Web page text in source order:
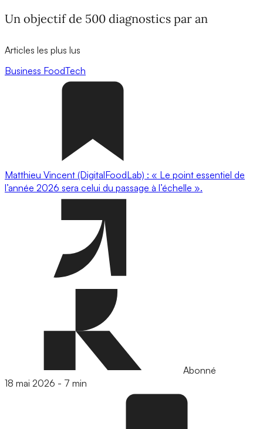
Un objectif de 500 diagnostics par an
Articles les plus lus
Business FoodTech
Matthieu Vincent (DigitalFoodLab) : « Le point essentiel de
l’année 2026 sera celui du passage à l’échelle ».
Abonné
18 mai 2026 - 7 min